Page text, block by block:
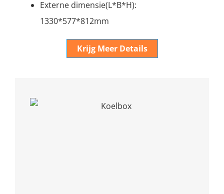
Externe dimensie(L*B*H):
1330*577*812mm
Krijg Meer Details